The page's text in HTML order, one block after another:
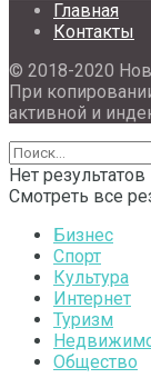
Главная
Контакты
© 2018-2020
При
активной и
Нет результатов
Смотреть все
Бизнес
Спорт
Культура
Интернет
Туризм
Общество